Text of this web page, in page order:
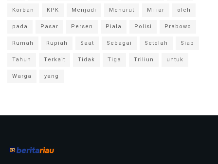
Korban
KPK Menjadi Menurut Miliar
oleh
pada
Pasar Persen Piala Polisi
Prabowo
Rumah
Rupiah Saat Sebagai Setelah
Siap
Tahun
Terkait Tidak Tiga Triliun
untuk
Warga
yang